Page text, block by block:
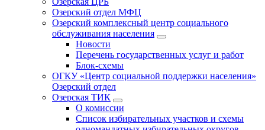
Озерский отдел МФЦ
Озерский комплексный центр социального
обслуживания населения
Новости
Перечень государственных услуг и работ
Блок-схемы
ОГКУ «Центр социальной поддержки населения»
Озерский отдел
Озерская ТИК
О комиссии
Список избирательных участков и схемы